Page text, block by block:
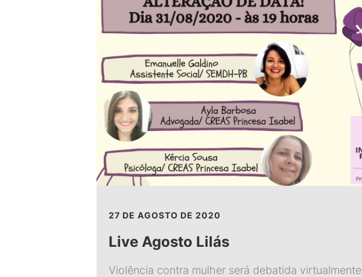
27 DE AGOSTO DE 2020
Live Agosto Lilás
Violência contra mulher será debatida virtualmente